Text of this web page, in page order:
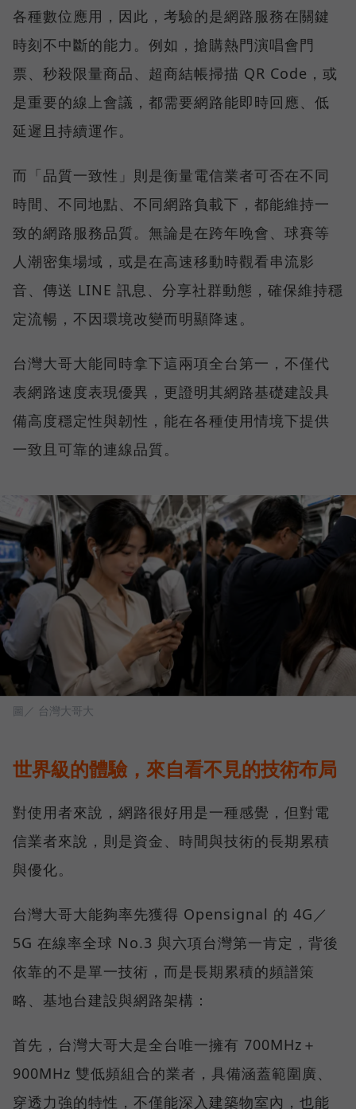
各種數位應用，因此，考驗的是網路服務在關鍵
時刻不中斷的能力。例如，搶購熱門演唱會門
票、秒殺限量商品、超商結帳掃描 QR Code，或
是重要的線上會議，都需要網路能即時回應、低
延遲且持續運作。
而「品質一致性」則是衡量電信業者可否在不同
時間、不同地點、不同網路負載下，都能維持一
致的網路服務品質。無論是在跨年晚會、球賽等
人潮密集場域，或是在高速移動時觀看串流影
音、傳送 LINE 訊息、分享社群動態，確保維持穩
定流暢，不因環境改變而明顯降速。
台灣大哥大能同時拿下這兩項全台第一，不僅代
表網路速度表現優異，更證明其網路基礎建設具
備高度穩定性與韌性，能在各種使用情境下提供
一致且可靠的連線品質。
圖／ 台灣大哥大
世界級的體驗，來自看不見的技術布局
對使用者來說，網路很好用是一種感覺，但對電
信業者來說，則是資金、時間與技術的長期累積
與優化。
台灣大哥大能夠率先獲得 Opensignal 的 4G／
5G 在線率全球 No.3 與六項台灣第一肯定，背後
依靠的不是單一技術，而是長期累積的頻譜策
略、基地台建設與網路架構：
首先，台灣大哥大是全台唯一擁有 700MHz＋
900MHz 雙低頻組合的業者，具備涵蓋範圍廣、
穿透力強的特性，不僅能深入建築物室內，也能